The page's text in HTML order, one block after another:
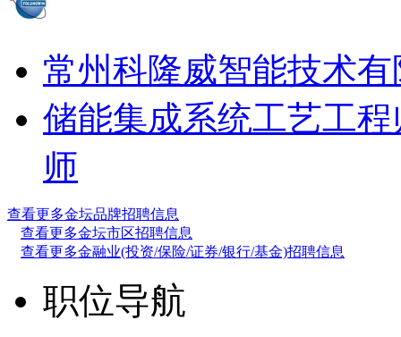
常州科隆威智能技术
储能集成系统工艺工程
师
查看更多金坛品牌招聘信息
查看更多金坛市区招聘信息
查看更多金融业(投资/保险/证券/银行/基金)招聘信息
职位导航